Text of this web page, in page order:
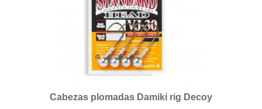
Cabezas plomadas Damiki rig Decoy